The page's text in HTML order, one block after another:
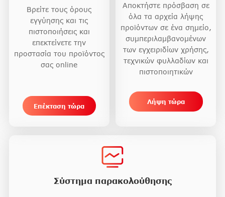
Βρείτε τους όρους
εγγύησης και τις
πιστοποιήσεις και
επεκτείνετε την
προστασία του προϊόντος
σας online
Επέκταση τώρα
Αποκτήστε πρόσβαση σε
όλα τα αρχεία λήψης
προϊόντων σε ένα σημείο,
συμπεριλαμβανομένων
των εγχειριδίων χρήσης,
τεχνικών φυλλαδίων και
πιστοποιητικών
Λήψη τώρα
Σύστημα παρακολούθησης